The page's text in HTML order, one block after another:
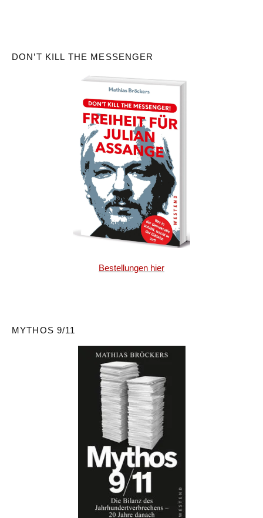
DON’T KILL THE MESSENGER
Bestellungen hier
MYTHOS 9/11